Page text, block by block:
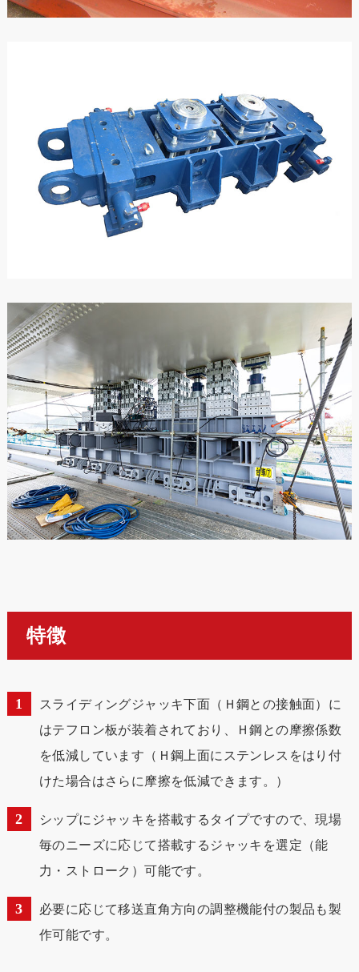
特徴
スライディングジャッキ下面（Ｈ鋼との接触面）に
はテフロン板が装着されており、Ｈ鋼との摩擦係数
を低減しています（Ｈ鋼上面にステンレスをはり付
けた場合はさらに摩擦を低減できます。）
シップにジャッキを搭載するタイプですので、現場
毎のニーズに応じて搭載するジャッキを選定（能
力・ストローク）可能です。
必要に応じて移送直角方向の調整機能付の製品も製
作可能です。